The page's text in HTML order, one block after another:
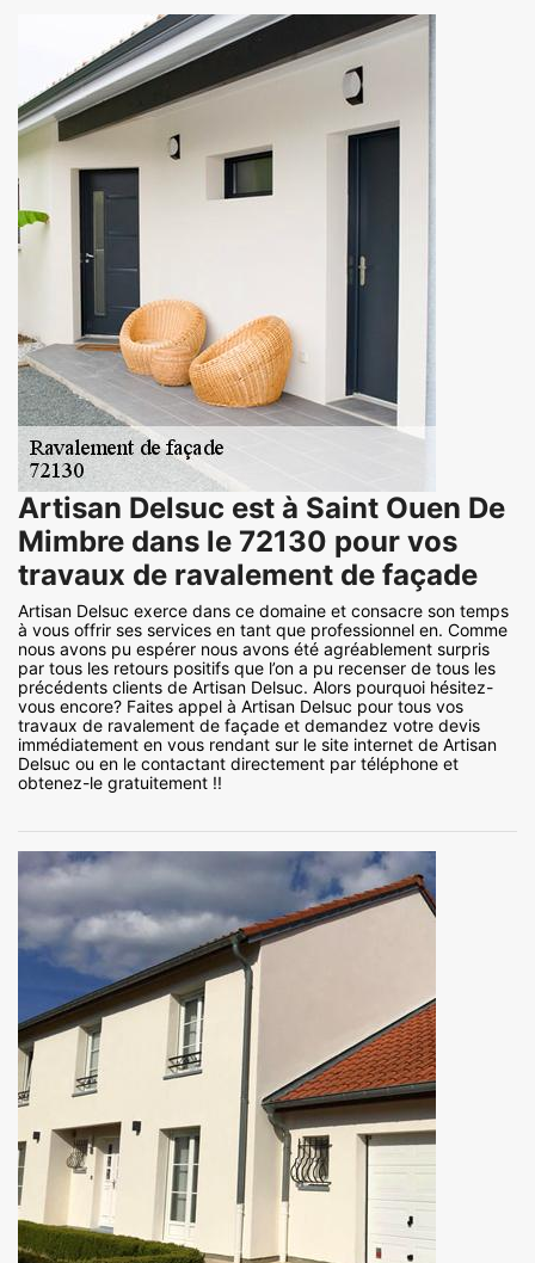
Artisan Delsuc est à Saint Ouen De
Mimbre dans le 72130 pour vos
travaux de ravalement de façade
Artisan Delsuc exerce dans ce domaine et consacre son temps
à vous offrir ses services en tant que professionnel en. Comme
nous avons pu espérer nous avons été agréablement surpris
par tous les retours positifs que l’on a pu recenser de tous les
précédents clients de Artisan Delsuc. Alors pourquoi hésitez-
vous encore? Faites appel à Artisan Delsuc pour tous vos
travaux de ravalement de façade et demandez votre devis
immédiatement en vous rendant sur le site internet de Artisan
Delsuc ou en le contactant directement par téléphone et
obtenez-le gratuitement !!